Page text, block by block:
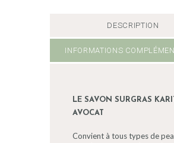
DESCRIPTION
INFORMATIONS
LE SAVON SURGRAS
AVOCAT
Convient à tous types de